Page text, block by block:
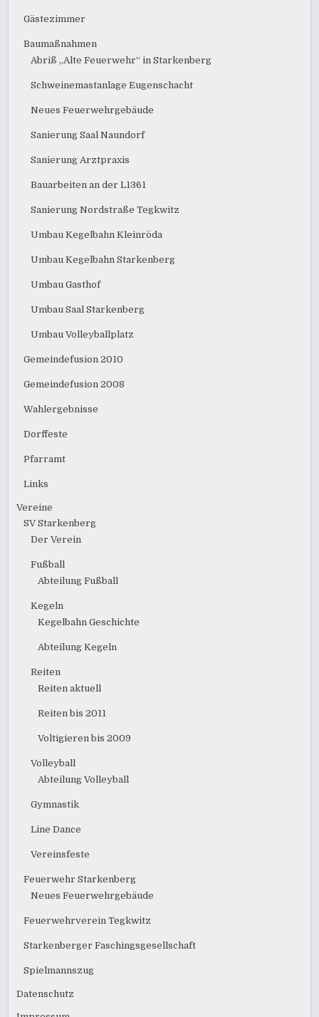
Gästezimmer
Baumaßnahmen
Abriß „Alte Feuerwehr“ in Starkenberg
Schweinemastanlage Eugenschacht
Neues Feuerwehrgebäude
Sanierung Saal Naundorf
Sanierung Arztpraxis
Bauarbeiten an der L1361
Sanierung Nordstraße Tegkwitz
Umbau Kegelbahn Kleinröda
Umbau Kegelbahn Starkenberg
Umbau Gasthof
Umbau Saal Starkenberg
Umbau Volleyballplatz
Gemeindefusion 2010
Gemeindefusion 2008
Wahlergebnisse
Dorffeste
Pfarramt
Links
Vereine
SV Starkenberg
Der Verein
Fußball
Abteilung Fußball
Kegeln
Kegelbahn Geschichte
Abteilung Kegeln
Reiten
Reiten aktuell
Reiten bis 2011
Voltigieren bis 2009
Volleyball
Abteilung Volleyball
Gymnastik
Line Dance
Vereinsfeste
Feuerwehr Starkenberg
Neues Feuerwehrgebäude
Feuerwehrverein Tegkwitz
Starkenberger Faschingsgesellschaft
Spielmannszug
Datenschutz